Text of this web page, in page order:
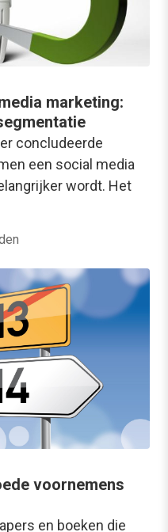
marketing:
concludeerde
een social media
wordt. Het
voornemens
en boeken die